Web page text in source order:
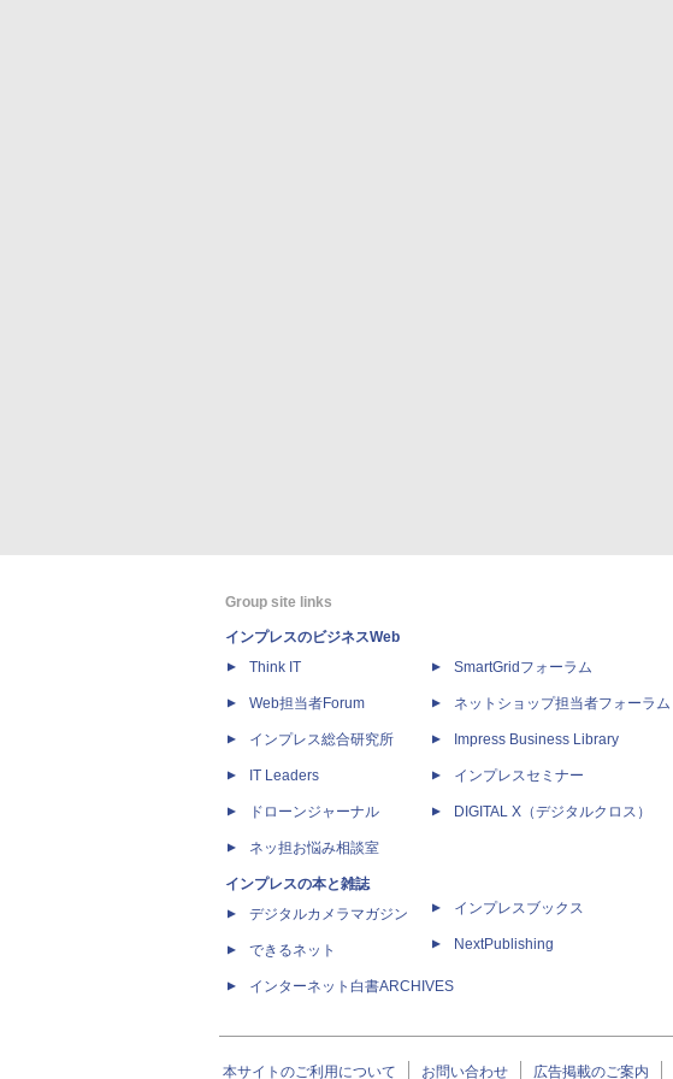
Group site links
インプレスのビジネスWeb
Think IT
Web担当者Forum
インプレス総合研究所
IT Leaders
ドローンジャーナル
ネッ担お悩み相談室
インプレスの本と雑誌
デジタルカメラマガジン
できるネット
インターネット白書ARCHIVES
SmartGridフォーラム
ネットショップ担当者フォーラム
Impress Business Library
インプレスセミナー
DIGITAL X（デジタルクロス）
インプレスブックス
NextPublishing
本サイトのご利用について お問い合わせ 広告掲載のご案内